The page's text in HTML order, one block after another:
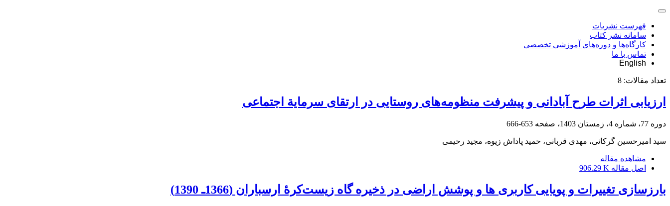
فهرست نشریات
سامانه نشر کتاب
کارگاه‌ها و دوره‌های آموزشی تخصصی
تماس با ما
English
تعداد مقالات: 8
ارزیابی اثرات طرح آبادانی و پیشرفت منظومه‌های روستایی در ارتقای سرمایة اجتماعی
دوره 77، شماره 4، زمستان 1403، صفحه 653-666
سید امیرحسین گرکانی، مهدی قربانی، حمید پاداش زیوه، مجید رحیمی
مشاهده مقاله
اصل مقاله 906.29 K
بارزسازی تغییرات و پویایی کاربری‏ ها و پوشش اراضی در ذخیره‏ گاه زیست‌کرۀ‏ ارسباران (1366‌ـ 1390)